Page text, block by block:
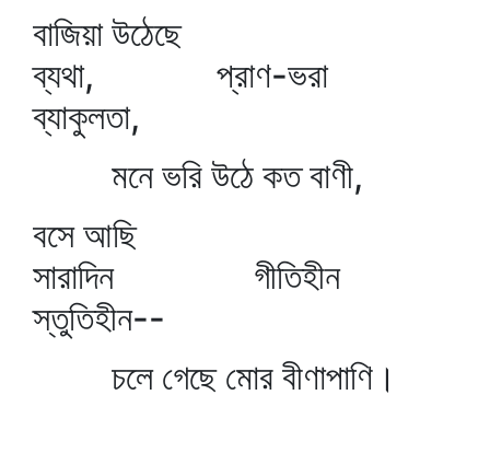
বাজিয়া উঠেছে
ব্যথা, প্রাণ-ভরা
ব্যাকুলতা,
মনে ভরি উঠে কত বাণী,
বসে আছি
সারাদিন গীতিহীন
স্তুতিহীন--
চলে গেছে মোর বীণাপাণি।